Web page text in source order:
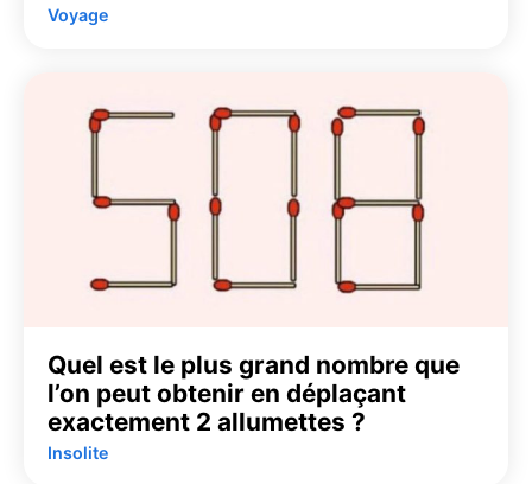
Voyage
Quel est le plus grand nombre que
l’on peut obtenir en déplaçant
exactement 2 allumettes ?
Insolite